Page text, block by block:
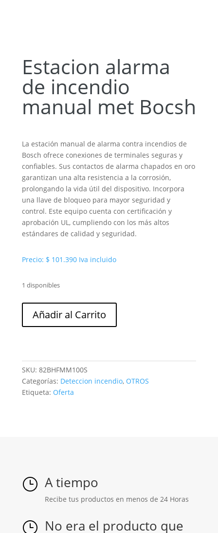
Estacion alarma
de incendio
manual met Bocsh
La estación manual de alarma contra incendios de
Bosch ofrece conexiones de terminales seguras y
confiables. Sus contactos de alarma chapados en oro
garantizan una alta resistencia a la corrosión,
prolongando la vida útil del dispositivo. Incorpora
una llave de bloqueo para mayor seguridad y
control. Este equipo cuenta con certificación y
aprobación UL, cumpliendo con los más altos
estándares de calidad y seguridad.
Precio: $ 101.390 Iva incluido
1 disponibles
alarma
de
met
Bocsh
cantidad
Añadir al Carrito
SKU: 82BHFMM100S
Categorías: Deteccion incendio, OTROS
Etiqueta: Oferta
} A tiempo
Recibe tus productos en menos de 24 Horas
} No era el producto que